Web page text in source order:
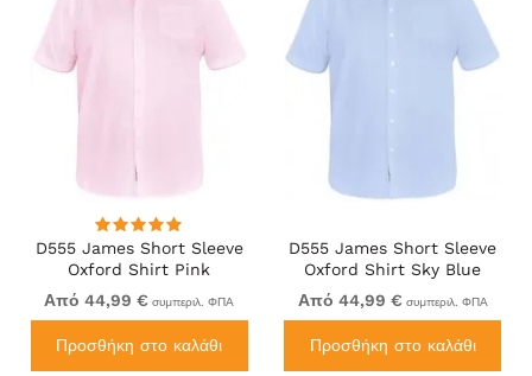
D555 James Short Sleeve
Oxford Shirt Pink
Από 44,99 € συμπεριλ. ΦΠΑ
Προσθήκη στο καλάθι
D555 James Short Sleeve
Oxford Shirt Sky Blue
Από 44,99 € συμπεριλ. ΦΠΑ
Προσθήκη στο καλάθι